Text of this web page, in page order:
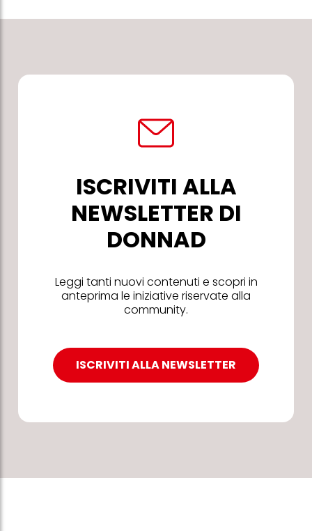
ISCRIVITI ALLA
NEWSLETTER DI
DONNAD
Leggi tanti nuovi contenuti e scopri in
anteprima le iniziative riservate alla
community.
ISCRIVITI ALLA NEWSLETTER